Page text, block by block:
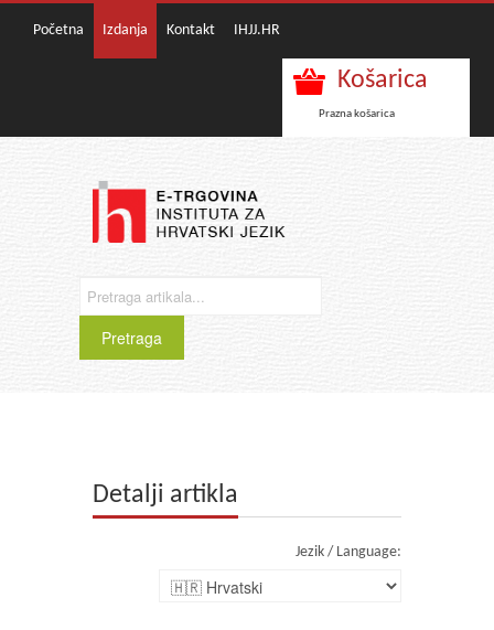
Početna Izdanja Kontakt IHJJ.HR
Košarica
Prazna košarica
Detalji artikla
Jezik / Language: